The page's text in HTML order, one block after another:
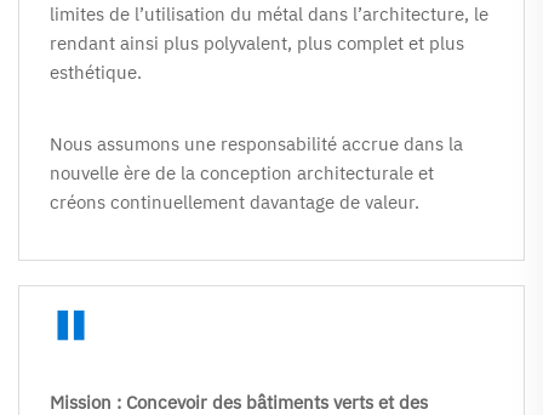
limites de l’utilisation du métal dans l’architecture, le
rendant ainsi plus polyvalent, plus complet et plus
esthétique.
Nous assumons une responsabilité accrue dans la
nouvelle ère de la conception architecturale et
créons continuellement davantage de valeur.
"
Mission : Concevoir des bâtiments verts et des